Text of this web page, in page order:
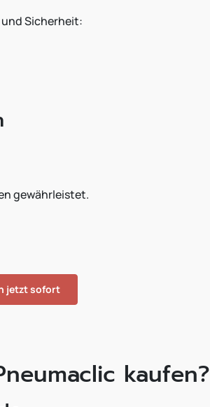
Sicherheit:
gewährleistet.
jetzt sofort
kaufen?